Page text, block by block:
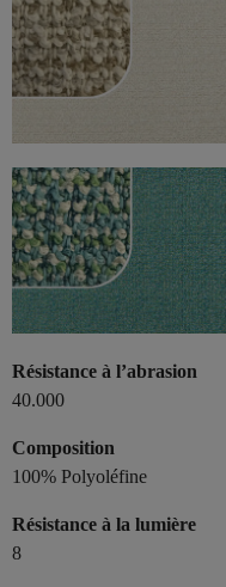
Résistance à l’abrasion
40.000
Composition
100% Polyoléfine
Résistance à la lumière
8